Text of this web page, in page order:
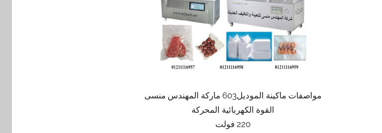
مواصفات ماكينة الموديل603 ماركة المهندس منسى
القوة الكهربائية المحركة
220 فولت